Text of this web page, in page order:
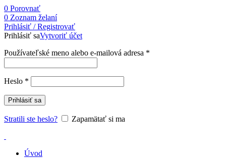
0 Porovnať
0 Zoznam želaní
Prihlásiť / Registrovať
Prihlásiť saVytvoriť účet
Používateľské meno alebo e-mailová adresa *
Heslo *
Prihlásiť sa
Stratili ste heslo? Zapamätať si ma
Úvod